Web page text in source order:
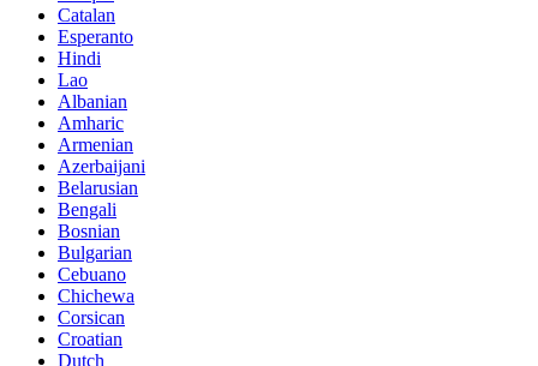
Catalan
Esperanto
Hindi
Lao
Albanian
Amharic
Armenian
Azerbaijani
Belarusian
Bengali
Bosnian
Bulgarian
Cebuano
Chichewa
Corsican
Croatian
Dutch